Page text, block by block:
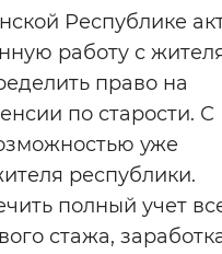
сайта
фон
Выключены
Республике
работу с
право на
по старости. С
уже
республики.
полный учет
стажа,